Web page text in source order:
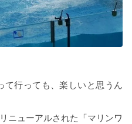
て行っても、楽しいと思うん
ニューアルされた「マリンワ